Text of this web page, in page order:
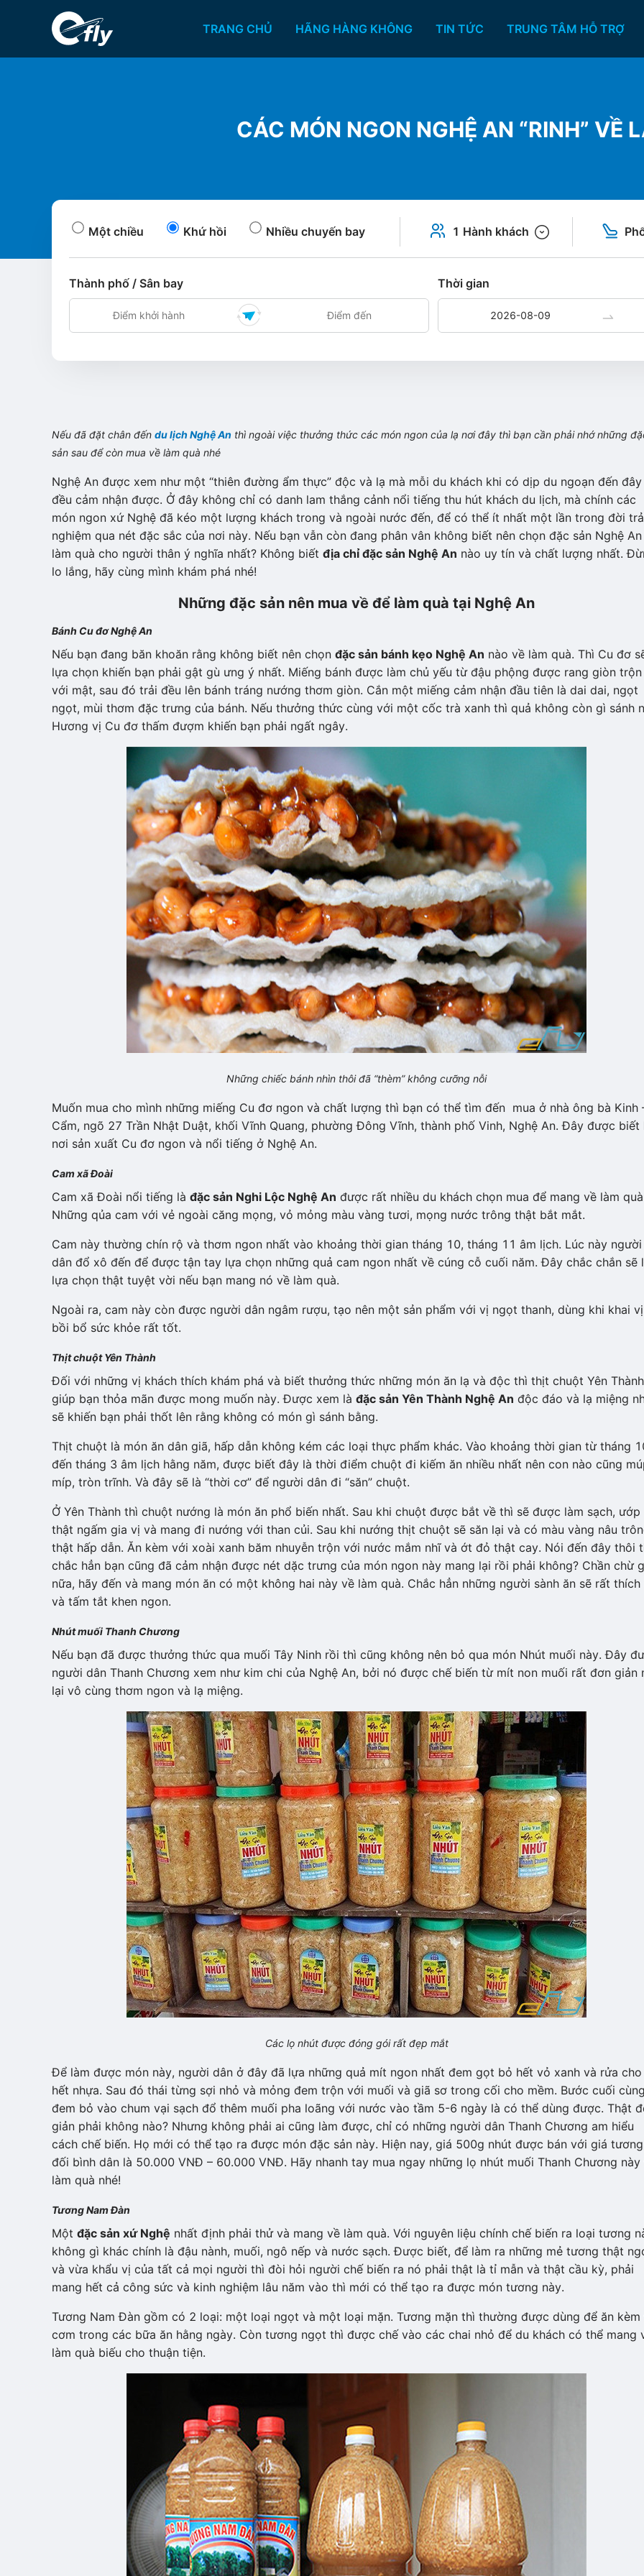
TRANG CHỦ HÃNG HÀNG KHÔNG TIN TỨC TRUNG TÂM HỖ TRỢ
CÁC MÓN NGON NGHỆ AN “RINH” VỀ
Một chiều Khứ hồi Nhiều chuyến bay 1 Hành khách
Thành phố / Sân bay Thời gian
Nếu đã đặt chân đến du lịch Nghệ An thì ngoài việc thưởng thức các món ngon của lạ nơi đây thì bạn cần phải nhớ những
sản sau để còn mua về làm quà nhé
Nghệ An được xem như một “thiên đường ẩm thực” độc và lạ mà mỗi du khách khi có dịp du ngoạn đến đây
đều cảm nhận được. Ở đây không chỉ có danh lam thắng cảnh nổi tiếng thu hút khách du lịch, mà chính các
món ngon xứ Nghệ đã kéo một lượng khách trong và ngoài nước đến, để có thể ít nhất một lần trong đời
nghiệm qua nét đặc sắc của nơi này. Nếu bạn vẫn còn đang phân vân không biết nên chọn đặc sản Nghệ An
làm quà cho người thân ý nghĩa nhất? Không biết địa chỉ đặc sản Nghệ An nào uy tín và chất lượng nhất.
lo lắng, hãy cùng mình khám phá nhé!
Những đặc sản nên mua về để làm quà tại Nghệ An
Bánh Cu đơ Nghệ An
Nếu bạn đang băn khoăn rằng không biết nên chọn đặc sản bánh kẹo Nghệ An nào về làm quà. Thì Cu đơ
lựa chọn khiến bạn phải gật gù ưng ý nhất. Miếng bánh được làm chủ yếu từ đậu phộng được rang giòn trộn
với mật, sau đó trải đều lên bánh tráng nướng thơm giòn. Cắn một miếng cảm nhận đầu tiên là dai dai, ngọt
ngọt, mùi thơm đặc trưng của bánh. Nếu thưởng thức cùng với một cốc trà xanh thì quả không còn gì sánh
Hương vị Cu đơ thấm đượm khiến bạn phải ngất ngây.
Những chiếc bánh nhìn thôi đã “thèm” không cưỡng nỗi
Muốn mua cho mình những miếng Cu đơ ngon và chất lượng thì bạn có thể tìm đến mua ở nhà ông bà Kinh
Cẩm, ngõ 27 Trần Nhật Duật, khối Vĩnh Quang, phường Đông Vĩnh, thành phố Vinh, Nghệ An. Đây được biết
nơi sản xuất Cu đơ ngon và nổi tiếng ở Nghệ An.
Cam xã Đoài
Cam xã Đoài nổi tiếng là đặc sản Nghi Lộc Nghệ An được rất nhiều du khách chọn mua để mang về làm
Những qủa cam với vẻ ngoài căng mọng, vỏ mỏng màu vàng tươi, mọng nước trông thật bắt mắt.
Cam này thường chín rộ và thơm ngon nhất vào khoảng thời gian tháng 10, tháng 11 âm lịch. Lúc này người
dân đổ xô đến để được tận tay lựa chọn những quả cam ngon nhất về cúng cỗ cuối năm. Đây chắc chắn sẽ
lựa chọn thật tuyệt vời nếu bạn mang nó về làm quà.
Ngoài ra, cam này còn được người dân ngâm rượu, tạo nên một sản phẩm với vị ngọt thanh, dùng khi khai
bồi bổ sức khỏe rất tốt.
Thịt chuột Yên Thành
Đối với những vị khách thích khám phá và biết thưởng thức những món ăn lạ và độc thì thịt chuột Yên
giúp bạn thỏa mãn được mong muốn này. Được xem là đặc sản Yên Thành Nghệ An độc đáo và lạ miệng
sẽ khiến bạn phải thốt lên rằng không có món gì sánh bằng.
Thịt chuột là món ăn dân giã, hấp dẫn không kém các loại thực phẩm khác. Vào khoảng thời gian từ tháng
đến tháng 3 âm lịch hằng năm, được biết đây là thời điểm chuột đi kiếm ăn nhiều nhất nên con nào cũng
míp, tròn trĩnh. Và đây sẽ là “thời cơ” để người dân đi “săn” chuột.
Ở Yên Thành thì chuột nướng là món ăn phổ biến nhất. Sau khi chuột được bắt về thì sẽ được làm sạch, ướp
thật ngấm gia vị và mang đi nướng với than củi. Sau khi nướng thịt chuột sẽ săn lại và có màu vàng nâu
thật hấp dẫn. Ăn kèm với xoài xanh băm nhuyễn trộn với nước mắm nhĩ và ớt đỏ thật cay. Nói đến đây thôi
chắc hẳn bạn cũng đã cảm nhận được nét dặc trưng của món ngon này mang lại rồi phải không? Chần chừ
nữa, hãy đến và mang món ăn có một không hai này về làm quà. Chắc hẳn những người sành ăn sẽ rất thích
và tấm tắt khen ngon.
Nhút muối Thanh Chương
Nếu bạn đã được thưởng thức qua muối Tây Ninh rồi thì cũng không nên bỏ qua món Nhút muối này. Đây
người dân Thanh Chương xem như kim chi của Nghệ An, bởi nó được chế biến từ mít non muối rất đơn giản
lại vô cùng thơm ngon và lạ miệng.
Các lọ nhút được đóng gói rất đẹp mắt
Để làm được món này, người dân ở đây đã lựa những quả mít ngon nhất đem gọt bỏ hết vỏ xanh và rửa cho
hết nhựa. Sau đó thái từng sợi nhỏ và mỏng đem trộn với muối và giã sơ trong cối cho mềm. Bước cuối
đem bỏ vào chum vại sạch đổ thêm muối pha loãng với nước vào tầm 5-6 ngày là có thể dùng được. Thật
giản phải không nào? Nhưng không phải ai cũng làm được, chỉ có những người dân Thanh Chương am hiểu
cách chế biến. Họ mới có thể tạo ra được món đặc sản này. Hiện nay, giá 500g nhút được bán với giá tương
đối bình dân là 50.000 VNĐ – 60.000 VNĐ. Hãy nhanh tay mua ngay những lọ nhút muối Thanh Chương này
làm quà nhé!
Tương Nam Đàn
Một đặc sản xứ Nghệ nhất định phải thử và mang về làm quà. Với nguyên liệu chính chế biến ra loại tương
không gì khác chính là đậu nành, muối, ngô nếp và nước sạch. Được biết, để làm ra những mẻ tương thật
và vừa khẩu vị của tất cả mọi người thì đòi hỏi người chế biến ra nó phải thật là tỉ mẫn và thật cầu kỳ, phải
mang hết cả công sức và kinh nghiệm lâu năm vào thì mới có thể tạo ra được món tương này.
Tương Nam Đàn gồm có 2 loại: một loại ngọt và một loại mặn. Tương mặn thì thường được dùng để ăn kèm
cơm trong các bữa ăn hằng ngày. Còn tương ngọt thì được chế vào các chai nhỏ để du khách có thể mang
làm quà biếu cho thuận tiện.